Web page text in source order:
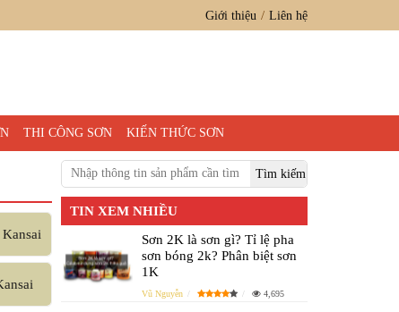
Giới thiệu Liên hệ
THI CÔNG SƠN KIẾN THỨC SƠN
TIN XEM NHIỀU
Sơn 2K là sơn gì? Tỉ lệ pha
sơn bóng 2k? Phân biệt sơn
1K
Vũ Nguyễn 4,695